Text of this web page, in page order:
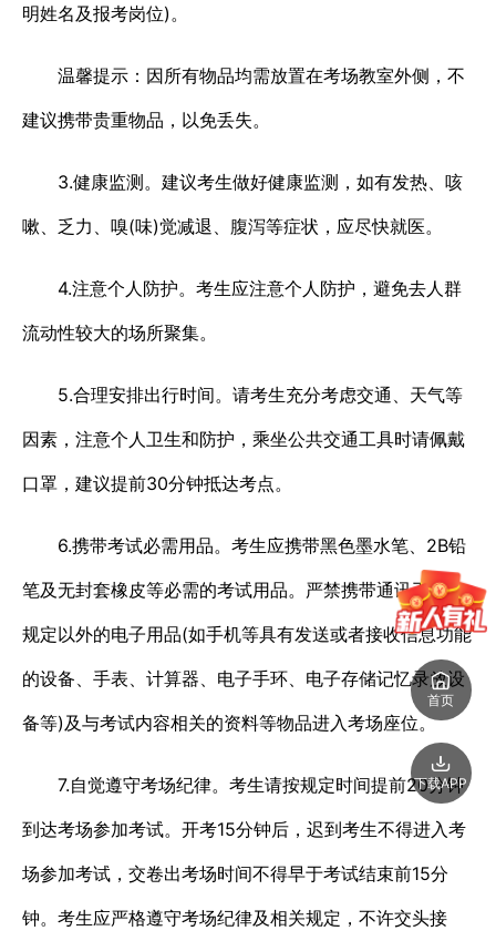
首页
下载APP
明姓名及报考岗位)。
温馨提示：因所有物品均需放置在考场教室外侧，不
建议携带贵重物品，以免丢失。
3.健康监测。建议考生做好健康监测，如有发热、咳
嗽、乏力、嗅(味)觉减退、腹泻等症状，应尽快就医。
4.注意个人防护。考生应注意个人防护，避免去人群
流动性较大的场所聚集。
5.合理安排出行时间。请考生充分考虑交通、天气等
因素，注意个人卫生和防护，乘坐公共交通工具时请佩戴
口罩，建议提前30分钟抵达考点。
6.携带考试必需用品。考生应携带黑色墨水笔、2B铅
笔及无封套橡皮等必需的考试用品。严禁携带通讯工具、
规定以外的电子用品(如手机等具有发送或者接收信息功能
的设备、手表、计算器、电子手环、电子存储记忆录放设
备等)及与考试内容相关的资料等物品进入考场座位。
7.自觉遵守考场纪律。考生请按规定时间提前20分钟
到达考场参加考试。开考15分钟后，迟到考生不得进入考
场参加考试，交卷出考场时间不得早于考试结束前15分
钟。考生应严格遵守考场纪律及相关规定，不许交头接